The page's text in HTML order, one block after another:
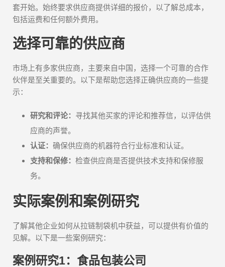
套开始。始终要求供应商提供详细的报价，以了解总成本，
包括运费和任何额外费用。
选择可靠的供应商
市场上有多家供应商，主要来自中国，选择一个可靠的合作
伙伴是至关重要的。以下是帮助您选择正确供应商的一些提
示：
研究和评论： 寻找其他买家的评论和推荐信，以评估供
应商的声誉。
认证： 确保供应商的机器符合行业标准和认证。
支持和保修： 检查供应商是否提供技术支持和保修服
务。
实际案例和案例研究
了解其他企业如何从拉链制袋机中获益，可以提供有价值的
见解。以下是一些案例研究：
案例研究1：食品包装公司